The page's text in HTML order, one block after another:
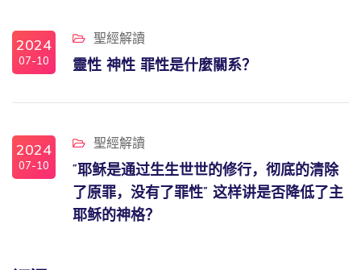
2024
07-10
聖經解讀
靈性 神性 罪性是什麼關系？
2024
07-10
聖經解讀
“耶稣是通过生生世世的修行，彻底的清除
了原罪，没有了罪性” 这样讲是否降低了主
耶稣的神格？